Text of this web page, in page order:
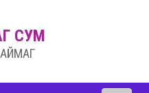
СУМ